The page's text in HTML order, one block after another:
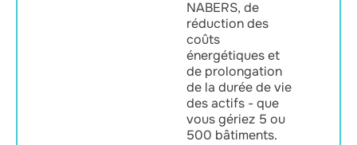
NABERS, de
réduction des
coûts
énergétiques et
de prolongation
de la durée de vie
des actifs - que
vous gériez 5 ou
500 bâtiments.